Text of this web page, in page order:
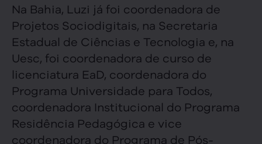
Na Bahia, Luzi já foi coordenadora de
Projetos Sociodigitais, na Secretaria
Estadual de Ciências e Tecnologia e, na
Uesc, foi coordenadora de curso de
licenciatura EaD, coordenadora do
Programa Universidade para Todos,
coordenadora Institucional do Programa
Residência Pedagógica e vice
coordenadora do Programa de Pós-